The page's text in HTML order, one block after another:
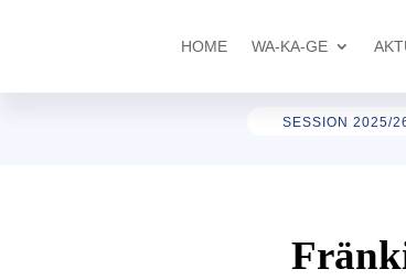
HOME WA-KA-GE
SESSION 2025/